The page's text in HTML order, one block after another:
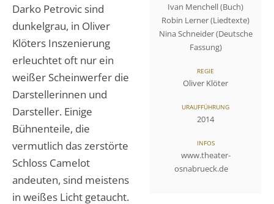
Ivan Menchell (Buch)
Robin Lerner (Liedtexte)
Nina Schneider (Deutsche
Fassung)
REGIE
Oliver Klöter
URAUFFÜHRUNG
2014
INFOS
www.theater-
osnabrueck.de
Darko Petrovic sind
dunkelgrau, in Oliver
Klöters Inszenierung
erleuchtet oft nur ein
weißer Scheinwerfer die
Darstellerinnen und
Darsteller. Einige
Bühnenteile, die
vermutlich das zerstörte
Schloss Camelot
andeuten, sind meistens
in weißes Licht getaucht.